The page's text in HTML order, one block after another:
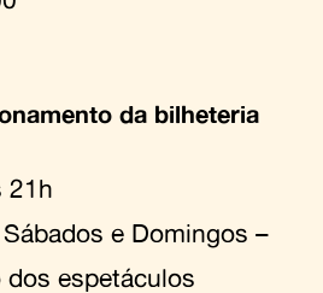
da bilheteria
21h
e Domingos –
espetáculos